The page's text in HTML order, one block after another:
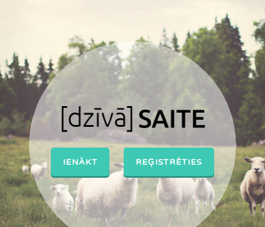
IENĀKT REĢISTRĒTIES